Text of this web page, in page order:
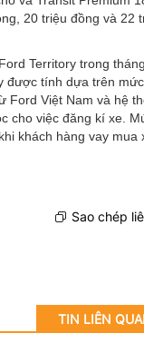
20 triệu đồng và 22
Territory trong tháng
được tính dựa trên
Ford Việt Nam và hệ
cho việc đăng kí xe.
khách hàng vay mua
Sao chép
TIN LIÊN